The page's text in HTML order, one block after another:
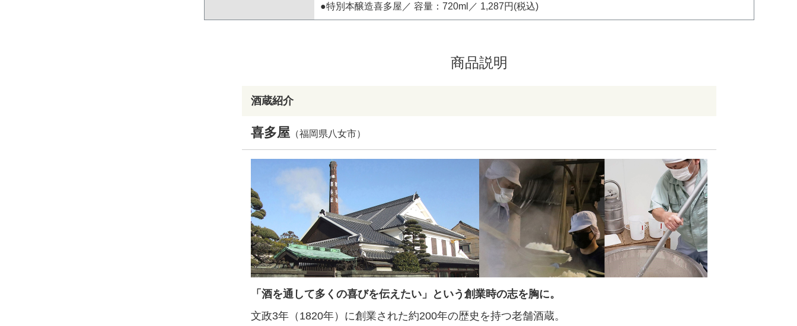
●特別本醸造喜多屋／ 容量：720ml／ 1,287円(税込)
商品説明
酒蔵紹介
喜多屋 （福岡県八女市）
「酒を通して多くの喜びを伝えたい」という創業時の志を胸に。
文政3年（1820年）に創業された約200年の歴史を持つ老舗酒蔵。